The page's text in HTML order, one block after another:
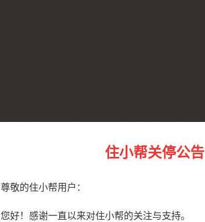
住小帮关停公告
尊敬的住小帮用户：
您好！感谢一直以来对住小帮的关注与支持。